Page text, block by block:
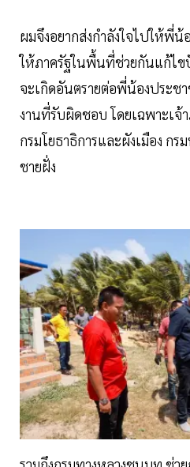
ผมจึงอยากส่งกำลังใจไปให้พี่
ให้ภาครัฐในพื้นที่ช่วยกันแก้ไ
จะเกิดอันตรายต่อพี่น้องประช
งานที่รับผิดชอบ โดยเฉพาะเจ้
กรมโยธาธิการและผังเมือง ก
ชายฝั่ง